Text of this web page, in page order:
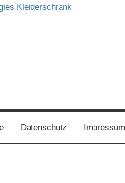
Datenschutz Impressum